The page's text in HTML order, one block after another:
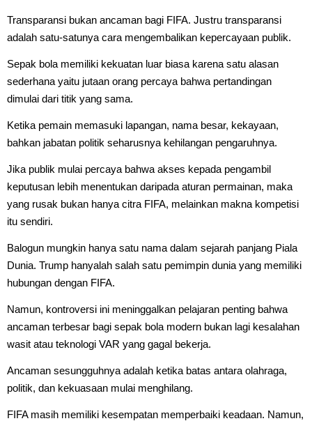
Transparansi bukan ancaman bagi FIFA. Justru transparansi
adalah satu-satunya cara mengembalikan kepercayaan publik.
Sepak bola memiliki kekuatan luar biasa karena satu alasan
sederhana yaitu jutaan orang percaya bahwa pertandingan
dimulai dari titik yang sama.
Ketika pemain memasuki lapangan, nama besar, kekayaan,
bahkan jabatan politik seharusnya kehilangan pengaruhnya.
Jika publik mulai percaya bahwa akses kepada pengambil
keputusan lebih menentukan daripada aturan permainan, maka
yang rusak bukan hanya citra FIFA, melainkan makna kompetisi
itu sendiri.
Balogun mungkin hanya satu nama dalam sejarah panjang Piala
Dunia. Trump hanyalah salah satu pemimpin dunia yang memiliki
hubungan dengan FIFA.
Namun, kontroversi ini meninggalkan pelajaran penting bahwa
ancaman terbesar bagi sepak bola modern bukan lagi kesalahan
wasit atau teknologi VAR yang gagal bekerja.
Ancaman sesungguhnya adalah ketika batas antara olahraga,
politik, dan kekuasaan mulai menghilang.
FIFA masih memiliki kesempatan memperbaiki keadaan. Namun,